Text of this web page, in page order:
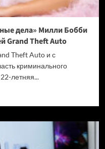
дела» Милли Бобби
Grand Theft Auto
Theft Auto и с
криминального
летняя...